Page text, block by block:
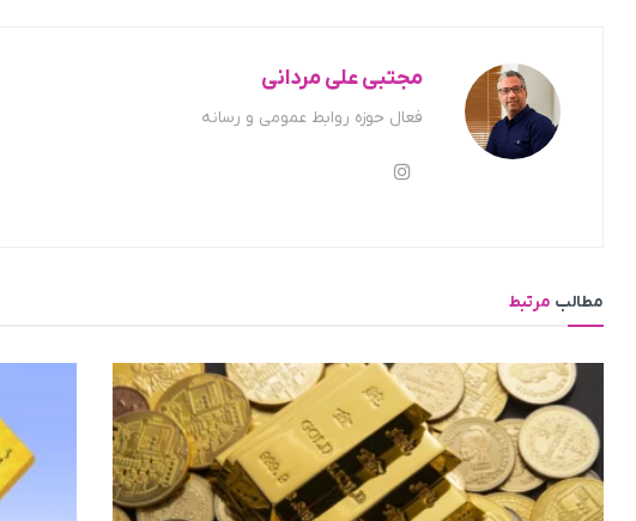
مجتبی علی مردانی
فعال حوزه روابط عمومی و رسانه
مطالب مرتبط